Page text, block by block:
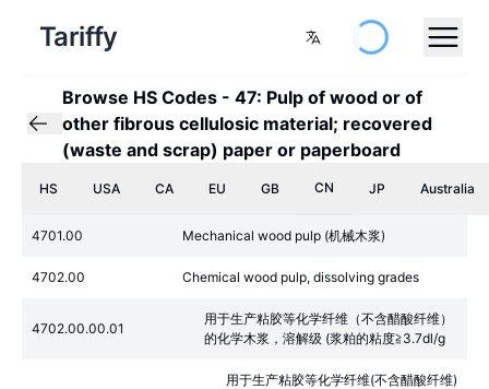
Tariffy
Browse HS Codes - 47: Pulp of wood or of
other fibrous cellulosic material; recovered
(waste and scrap) paper or paperboard
HS USA CA EU GB CN JP Australia
4701.00 Mechanical wood pulp (机械木浆)
4702.00 Chemical wood pulp, dissolving grades
4702.00.00.01
用于生产粘胶等化学纤维（不含醋酸纤维）
的化学木浆，溶解级 (浆粕的粘度≧3.7dl/g
用于生产粘胶等化学纤维(不含醋酸纤维)